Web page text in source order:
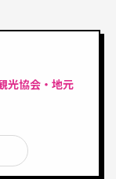
光協会・地元